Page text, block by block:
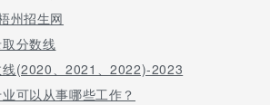
州招生网
分数线
(2020、2021、2022)-2023
可以从事哪些工作？